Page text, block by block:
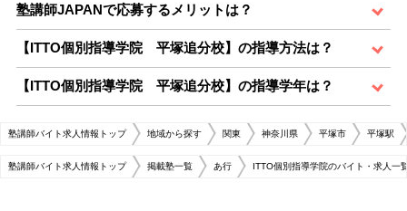
塾講師JAPANで応募するメリットは？
【ITTO個別指導学院 平塚追分校】の指導方法は？
【ITTO個別指導学院 平塚追分校】の指導学年は？
塾講師バイト求人情報トップ 地域から探す 関東 神奈川県 平塚市 平塚駅
塾講師バイト求人情報トップ 掲載塾一覧 あ行 ITTO個別指導学院のバイト・求人一